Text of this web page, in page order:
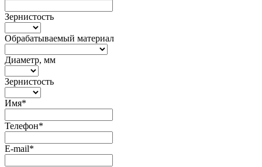
Зернистость
Обрабатываемый материал
Диаметр, мм
Зернистость
Имя*
Телефон*
E-mail*